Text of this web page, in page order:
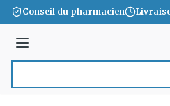
Aller au contenu
Conseil du pharmacien
Menu